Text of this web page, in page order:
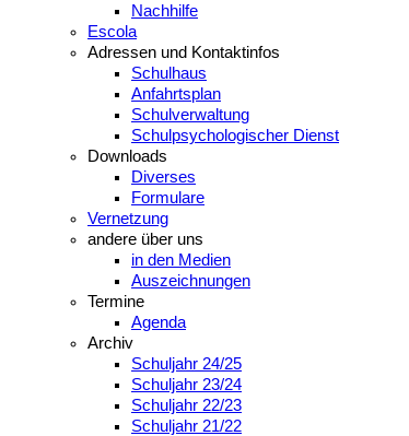
Nachhilfe
Escola
Adressen und Kontaktinfos
Schulhaus
Anfahrtsplan
Schulverwaltung
Schulpsychologischer Dienst
Downloads
Diverses
Formulare
Vernetzung
andere über uns
in den Medien
Auszeichnungen
Termine
Agenda
Archiv
Schuljahr 24/25
Schuljahr 23/24
Schuljahr 22/23
Schuljahr 21/22